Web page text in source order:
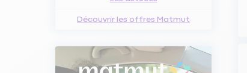
Découvrir les offres Matmut